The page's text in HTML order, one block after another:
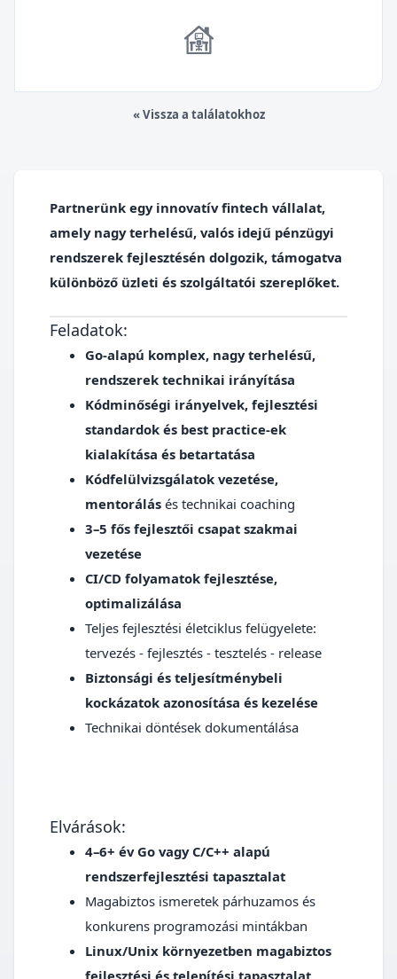
« Vissza a találatokhoz
Partnerünk egy innovatív fintech vállalat,
amely nagy terhelésű, valós idejű pénzügyi
rendszerek fejlesztésén dolgozik, támogatva
különböző üzleti és szolgáltatói szereplőket.
Feladatok:
Go‑alapú komplex, nagy terhelésű,
rendszerek technikai irányítása
Kódminőségi irányelvek, fejlesztési
standardok és best practice-ek
kialakítása és betartatása
Kódfelülvizsgálatok vezetése,
mentorálás és technikai coaching
3–5 fős fejlesztői csapat szakmai
vezetése
CI/CD folyamatok fejlesztése,
optimalizálása
Teljes fejlesztési életciklus felügyelete:
tervezés - fejlesztés - tesztelés - release
Biztonsági és teljesítménybeli
kockázatok azonosítása és kezelése
Technikai döntések dokumentálása
Elvárások:
4–6+ év Go vagy C/C++ alapú
rendszerfejlesztési tapasztalat
Magabiztos ismeretek párhuzamos és
konkurens programozási mintákban
Linux/Unix környezetben magabiztos
fejlesztési és telepítési tapasztalat